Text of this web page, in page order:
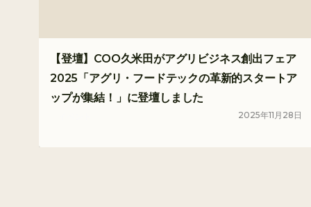
【登壇】COO久米田がアグリビジネス創出フェア
2025「アグリ・フードテックの革新的スタートア
ップが集結！」に登壇しました
2025年11 月 28 日